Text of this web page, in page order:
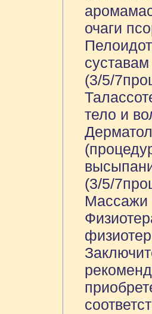
очаги
(3/5/
тело и
(3/5/
Массажи